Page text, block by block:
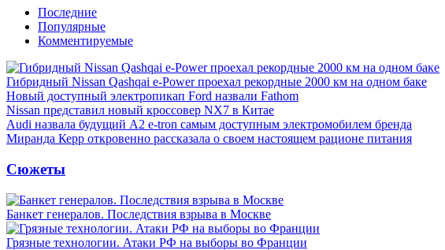
Последние
Популярные
Комментируемые
Гибридный Nissan Qashqai e-Power проехал рекордные 2000 км на одном баке
Новый доступный электропикап Ford назвали Fathom
Nissan представил новый кроссовер NX7 в Китае
Audi назвала будущий A2 e-tron самым доступным электромобилем бренда
Миранда Керр откровенно рассказала о своем настоящем рационе питания
Сюжеты
Банкет генералов. Последствия взрыва в Москве
Грязные технологии. Атаки РФ на выборы во Франции